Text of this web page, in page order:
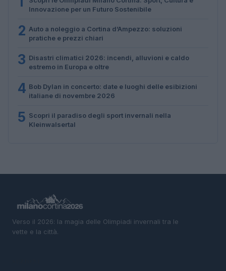
Innovazione per un Futuro Sostenibile
2 Auto a noleggio a Cortina d’Ampezzo: soluzioni
pratiche e prezzi chiari
3 Disastri climatici 2026: incendi, alluvioni e caldo
estremo in Europa e oltre
4 Bob Dylan in concerto: date e luoghi delle esibizioni
italiane di novembre 2026
5 Scopri il paradiso degli sport invernali nella
Kleinwalsertal
Verso il 2026: la magia delle Olimpiadi invernali tra le
vette e la città.